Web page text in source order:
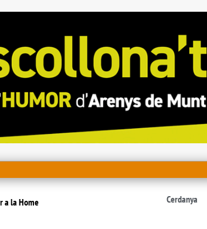
a la Home Cerdanya